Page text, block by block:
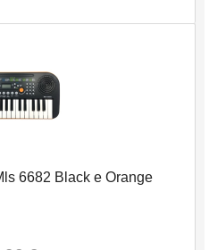
6682 Black e Orange